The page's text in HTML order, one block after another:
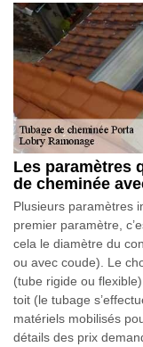
Les paramètres
de cheminée
Plusieurs paramètres
premier paramètre,
cela le diamètre du
ou avec coude). Le
(tube rigide ou
toit (le tubage
matériels mobilisés
détails des prix